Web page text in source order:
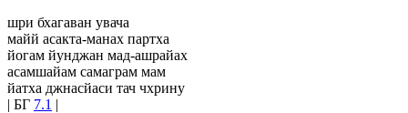
шри бхагаван увача
майй асакта-манах партха
йогам йунджан мад-ашрайах
асамшайам самаграм мам
йатха джнасйаси тач чхрину
| БГ 7.1 |